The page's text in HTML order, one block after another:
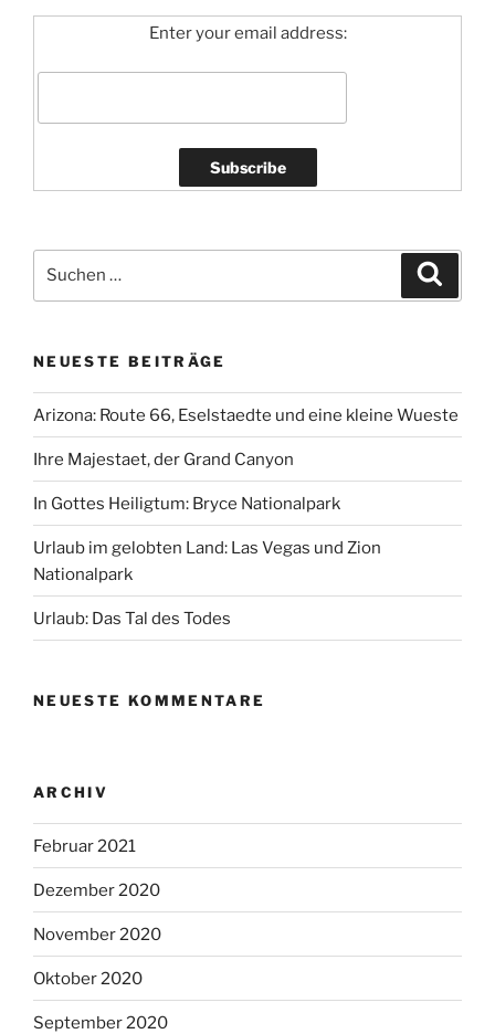
Enter your email address:
nach:
NEUESTE BEITRÄGE
Arizona: Route 66, Eselstaedte und eine kleine Wueste
Ihre Majestaet, der Grand Canyon
In Gottes Heiligtum: Bryce Nationalpark
Urlaub im gelobten Land: Las Vegas und Zion
Nationalpark
Urlaub: Das Tal des Todes
NEUESTE KOMMENTARE
ARCHIV
Februar 2021
Dezember 2020
November 2020
Oktober 2020
September 2020